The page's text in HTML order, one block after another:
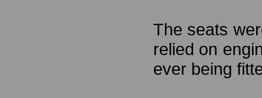
The seats
relied on
ever being